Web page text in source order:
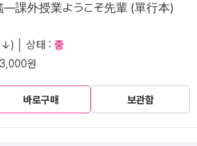
―課外授業ようこそ先輩 (單行本)
│ 상태 : 중
원
바로구매 보관함